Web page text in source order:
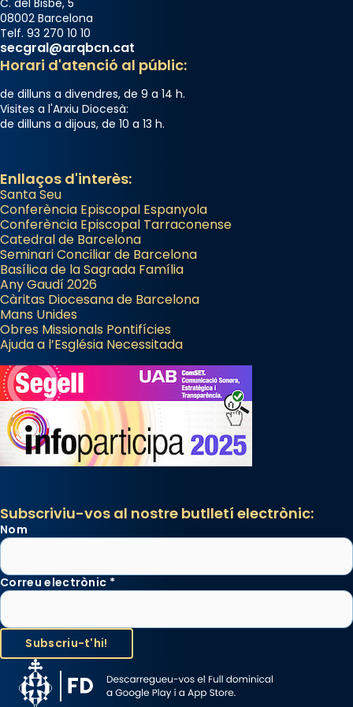
C. del Bisbe, 5
08002 Barcelona
Telf. 93 270 10 10
secgral@arqbcn.cat
Horari d'atenció al públic:
de dilluns a divendres, de 9 a 14 h.
Visites a l'Arxiu Diocesà:
de dilluns a dijous, de 10 a 13 h.
Enllaços d'interès:
Santa Seu
Conferència Episcopal Espanyola
Conferència Episcopal Tarraconense
Catedral de Barcelona
Seminari Conciliar de Barcelona
Basílica de la Sagrada Família
Any Gaudí 2026
Càritas Diocesana de Barcelona
Mans Unides
Obres Missionals Pontifícies
Ajuda a l’Església Necessitada
Subscriviu-vos al nostre butlletí electrònic:
Nom
Correu electrònic *